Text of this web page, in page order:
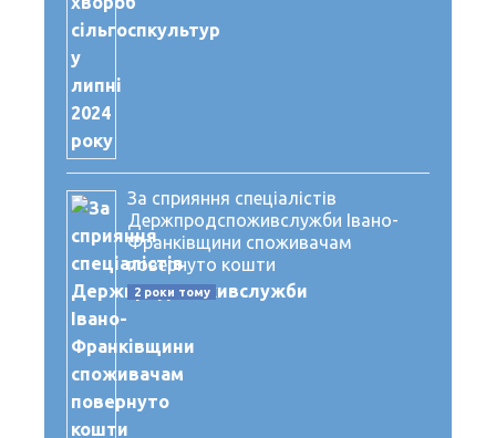
За сприяння спеціалістів
Держпродспоживслужби Івано-
Франківщини споживачам
повернуто кошти
2 роки тому